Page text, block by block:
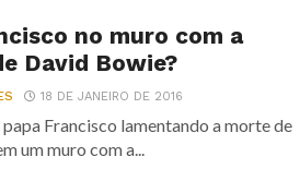
no muro com a
David Bowie?
18 DE JANEIRO DE 2016
Francisco lamentando a morte de
um muro com a...